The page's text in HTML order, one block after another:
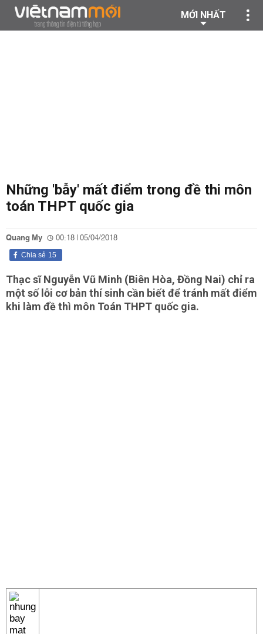
MỚI NHẤT
Những 'bẫy' mất điểm trong đề thi môn
toán THPT quốc gia
Quang My 00:18 | 05/04/2018
15
Chia sẻ
Thạc sĩ Nguyễn Vũ Minh (Biên Hòa, Đồng Nai) chỉ ra
một số lỗi cơ bản thí sinh cần biết để tránh mất điểm
khi làm đề thì môn Toán THPT quốc gia.